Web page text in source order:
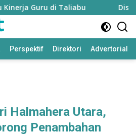
Guru di Taliabu Disdik
Perspektif Direktori Advertorial
Halmahera Utara,
Penambahan